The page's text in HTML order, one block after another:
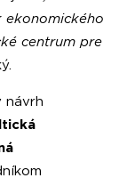
ekonomického
centrum pre
návrh